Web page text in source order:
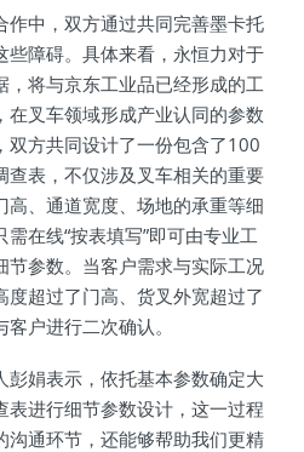
作中，双方通过共同完善墨卡托
些障碍。具体来看，永恒力对于
，将与京东工业品已经形成的工
在叉车领域形成产业认同的参数
双方共同设计了一份包含了100
查表，不仅涉及叉车相关的重要
高、通道宽度、场地的承重等细
在线“按表填写”即可由专业工
节参数。当客户需求与实际工况
超过了门高、货叉外宽超过了
户进行二次确认。
彭娟表示，依托基本参数确定大
表进行细节参数设计，这一过程
沟通环节，还能够帮助我们更精